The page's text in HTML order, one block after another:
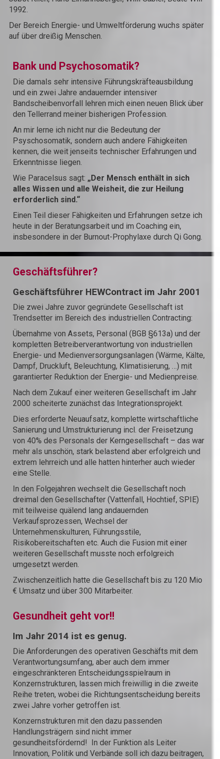
1992.
Der Bereich Energie- und Umweltförderung wuchs später
auf über dreißig Menschen.
Bank und Psychosomatik?
Die damals sehr intensive Führungskräfte­ausbildung
und ein zwei Jahre andauernder intensiver
Bandscheibenvorfall lehren mich einen neuen Blick über
den Tellerrand meiner bisherigen Profession.
An mir lerne ich nicht nur die Bedeutung der
Psyschosomatik, sondern auch andere Fähigkeiten
kennen, die weit jenseits technischer Erfahrungen und
Erkenntnisse liegen.
Wie Paracelsus sagt: „Der Mensch enthält in sich
alles Wissen und alle Weisheit, die zur Heilung
erforderlich sind.“
Einen Teil dieser Fähigkeiten und Erfahrungen setze ich
heute in der Beratungsarbeit und im Coaching ein,
insbesondere in der Burnout-Prophylaxe durch Qi Gong.
Geschäftsführer?
Geschäftsführer HEWContract im Jahr 2001
Die zwei Jahre zuvor gegründete Gesellschaft ist
Trendsetter im Bereich des industriellen Contracting:
Übernahme von Assets, Personal (BGB §613a) und der
kompletten Betreiber­verantwortung von industriellen
Energie- und Medienversorgungs­anlagen (Wärme, Kälte,
Dampf, Druckluft, Beleuchtung, Klimatisierung, …) mit
garantierter Reduktion der Energie- und Medienpreise.
Nach dem Zukauf einer weiteren Gesellschaft im Jahr
2000 scheiterte zunächst das Integrationsprojekt.
Dies erforderte Neuaufsatz, komplette wirtschaftliche
Sanierung und Umstruk­turierung incl. der Freisetzung
von 40% des Personals der Kerngesellschaft – das war
mehr als unschön, stark belastend aber erfolgreich und
extrem lehrreich und alle hatten hinterher auch wieder
eine Stelle.
In den Folgejahren wechselt die Gesellschaft noch
dreimal den Gesellschafter (Vattenfall, Hochtief, SPIE)
mit teilweise quälend lang andauernden
Verkaufsprozessen, Wechsel der
Unternehmenskulturen, Führungsstile,
Risikobereitschaften etc. Auch die Fusion mit einer
weiteren Gesellschaft musste noch erfolgreich
umgesetzt werden.
Zwischenzeitlich hatte die Gesellschaft bis zu 120 Mio
€ Umsatz und über 300 Mitarbeiter.
Gesundheit geht vor!!
Im Jahr 2014 ist es genug.
Die Anforderungen des operativen Geschäfts mit dem
Verantwortungsumfang, aber auch dem immer
eingeschränkteren Entscheidungsspielraum in
Konzernstrukturen, lassen mich freiwillig in die zweite
Reihe treten, wobei die Richtungsentscheidung bereits
zwei Jahre vorher getroffen ist.
Konzernstrukturen mit den dazu passenden
Handlungsträgern sind nicht immer
gesundheitsfördernd! In der Funktion als Leiter
Innovation, Politik und Verbände soll ich dazu beitragen,